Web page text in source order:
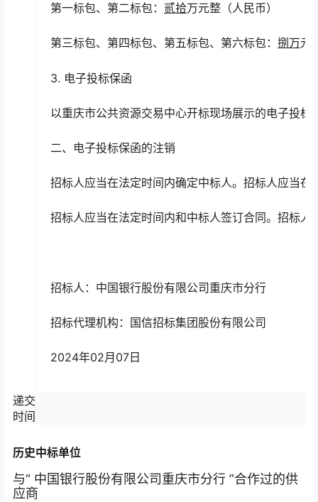
第一标包、第二标包： 贰拾万元整（人民币）
第三标包、第四标包、第五标包、第六标包： 捌万元
3. 电子投标保函
以重庆市公共资源交易中心开标现场展示的电子投
二、电子投标保函的注销
招标人应当在法定时间内确定中标人。招标人应当
招标人应当在法定时间内和中标人签订合同。招标
招标人：中国银行股份有限公司重庆市分行
招标代理机构：国信招标集团股份有限公司
2024年02月07日
递交
时间
历史中标单位
与“ 中国银行股份有限公司重庆市分行 ”合作过的供
应商